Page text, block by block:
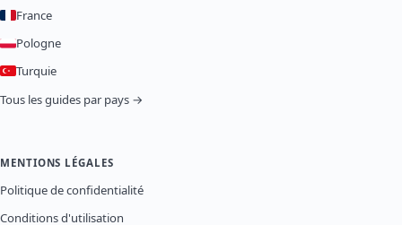
France
Pologne
Turquie
Tous les guides par pays →
MENTIONS LÉGALES
Politique de confidentialité
Conditions d'utilisation